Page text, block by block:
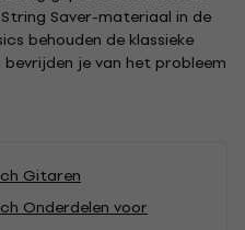
Saver-materiaal in de
behouden de klassieke
je van het probleem
Gitaren
Onderdelen voor